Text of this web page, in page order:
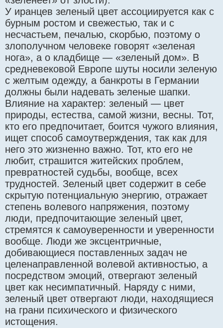
У иранцев зеленый цвет ассоциируется как с
бурным ростом и свежестью, так и с
несчастьем, печалью, скорбью, поэтому о
злополучном человеке говорят «зеленая
нога», а о кладбище — «зеленый дом». В
средневековой Европе шуты носили зеленую
с желтым одежду, а банкроты в Германии
должны были надевать зеленые шапки.
Влияние на характер: зеленый — цвет
природы, естества, самой жизни, весны. Тот,
кто его предпочитает, боится чужого влияния,
ищет способ самоутверждения, так как для
него это жизненно важно. Тот, кто его не
любит, страшится житейских проблем,
превратностей судьбы, вообще, всех
трудностей. Зеленый цвет содержит в себе
скрытую потенциальную энергию, отражает
степень волевого напряжения, поэтому
люди, предпочитающие зеленый цвет,
стремятся к самоуверенности и уверенности
вообще. Люди же эксцентричные,
добивающиеся поставленных задач не
целенаправленной волевой активностью, а
посредством эмоций, отвергают зеленый
цвет как несимпатичный. Наряду с ними,
зеленый цвет отвергают люди, находящиеся
на грани психического и физического
истощения.